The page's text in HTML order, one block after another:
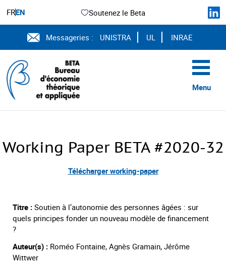
FREN Soutenez le Beta
Messageries : UNISTRA UL INRAE
Menu
Working Paper BETA #2020-32
Télécharger working-paper
Titre : Soutien à l’autonomie des personnes âgées : sur
quels principes fonder un nouveau modèle de financement
?
Auteur(s) : Roméo Fontaine, Agnès Gramain, Jérôme
Wittwer